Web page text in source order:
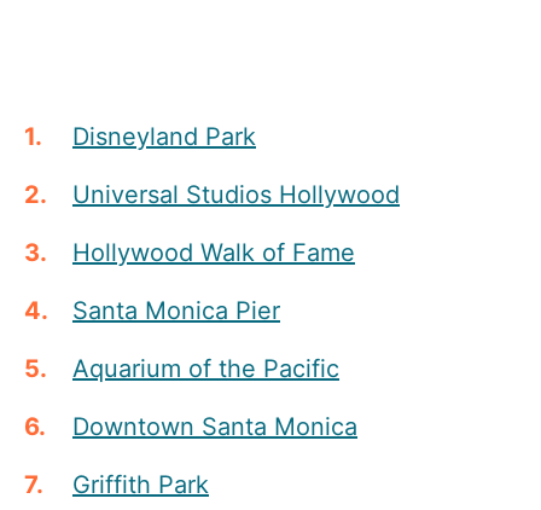
Disneyland Park
Universal Studios Hollywood
Hollywood Walk of Fame
Santa Monica Pier
Aquarium of the Pacific
Downtown Santa Monica
Griffith Park